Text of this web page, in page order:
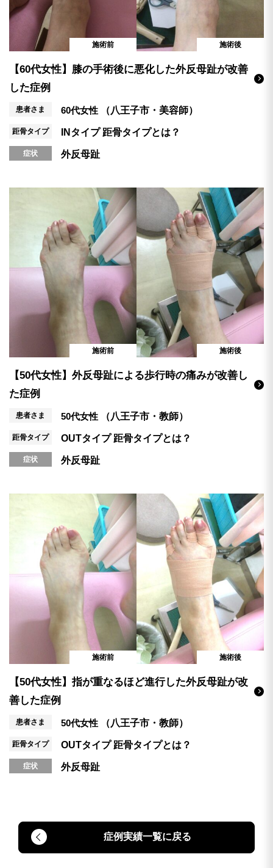
施術前 施術後
【60代女性】膝の手術後に悪化した外反母趾が改善
した症例
患者さま 60代女性 （八王子市・美容師）
距骨タイプ INタイプ 距骨タイプとは？
症状 外反母趾
施術前 施術後
【50代女性】外反母趾による歩行時の痛みが改善し
た症例
患者さま 50代女性 （八王子市・教師）
距骨タイプ OUTタイプ 距骨タイプとは？
症状 外反母趾
施術前 施術後
【50代女性】指が重なるほど進行した外反母趾が改
善した症例
患者さま 50代女性 （八王子市・教師）
距骨タイプ OUTタイプ 距骨タイプとは？
症状 外反母趾
症例実績一覧に戻る